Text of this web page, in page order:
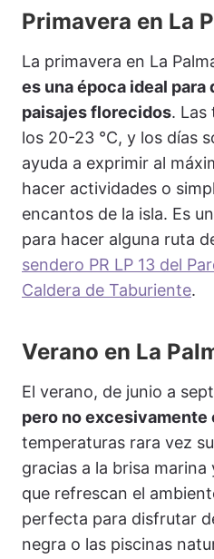
Primavera en La
La primavera en La
es una época ideal
paisajes florecidos. Las
los 20-23 °C, y los días
ayuda a exprimir al
hacer actividades o
encantos de la isla. Es
para hacer alguna ruta
sendero PR LP 13 del
Caldera de Taburiente.
Verano en La
El verano, de junio a
pero no excesivamente
temperaturas rara vez
gracias a la brisa
que refrescan el
perfecta para disfrutar
negra o las piscinas